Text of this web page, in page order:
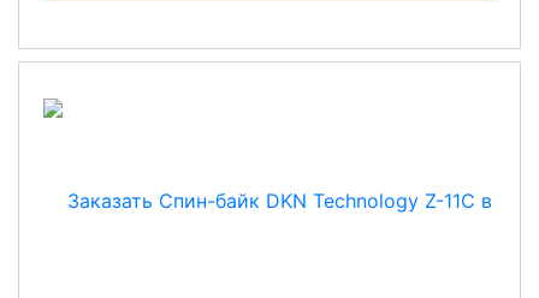
Сайкл NordicTrack GX 5.2